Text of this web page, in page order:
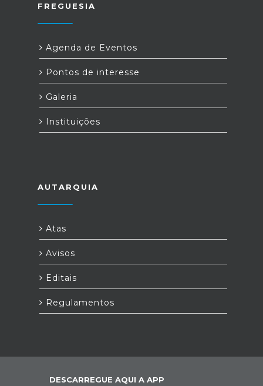
FREGUESIA
Agenda de Eventos
Pontos de interesse
Galeria
Instituições
AUTARQUIA
Atas
Avisos
Editais
Regulamentos
DESCARREGUE AQUI A APP